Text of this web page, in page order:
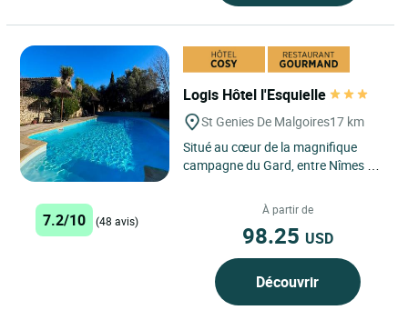
Logis Hôtel l'Esquielle
St Genies De Malgoires17 km
Situé au cœur de la magnifique
campagne du Gard, entre Nîmes et
Saint-Geniès-de-Malgoirès...
7.2/10 (48 avis)
À partir de
98.25 USD
Découvrir